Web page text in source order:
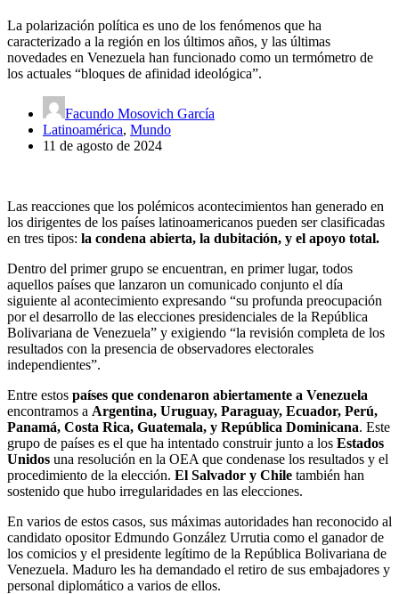
La polarización política es uno de los fenómenos que ha
caracterizado a la región en los últimos años, y las últimas
novedades en Venezuela han funcionado como un termómetro de
los actuales “bloques de afinidad ideológica”.
Facundo Mosovich García
Latinoamérica, Mundo
11 de agosto de 2024
Las reacciones que los polémicos acontecimientos han generado en
los dirigentes de los países latinoamericanos pueden ser clasificadas
en tres tipos: la condena abierta, la dubitación, y el apoyo total.
Dentro del primer grupo se encuentran, en primer lugar, todos
aquellos países que lanzaron un comunicado conjunto el día
siguiente al acontecimiento expresando “su profunda preocupación
por el desarrollo de las elecciones presidenciales de la República
Bolivariana de Venezuela” y exigiendo “la revisión completa de los
resultados con la presencia de observadores electorales
independientes”.
Entre estos países que condenaron abiertamente a Venezuela
encontramos a Argentina, Uruguay, Paraguay, Ecuador, Perú,
Panamá, Costa Rica, Guatemala, y República Dominicana. Este
grupo de países es el que ha intentado construir junto a los Estados
Unidos una resolución en la OEA que condenase los resultados y el
procedimiento de la elección. El Salvador y Chile también han
sostenido que hubo irregularidades en las elecciones.
En varios de estos casos, sus máximas autoridades han reconocido al
candidato opositor Edmundo González Urrutia como el ganador de
los comicios y el presidente legítimo de la República Bolivariana de
Venezuela. Maduro les ha demandado el retiro de sus embajadores y
personal diplomático a varios de ellos.